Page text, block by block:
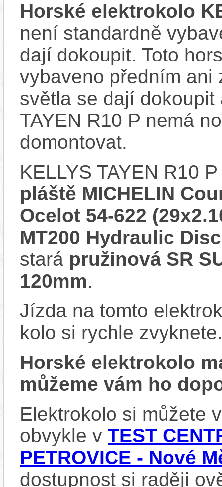
Horské elektrokolo
není standardně
dají dokoupit. Toto
vybaveno předním ani
světla se dají dokoupit
TAYEN R10 P nemá
domontovat.
KELLYS TAYEN R10
pláště MICHELIN
Ocelot 54-622
MT200 Hydraulic
stará pružinová SR
120mm.
Jízda na tomto
kolo si rychle zvyknete.
Horské elektrokolo
můžeme vám ho
Elektrokolo si můžete
obvykle v TEST
PETROVICE - Nové
dostupnost si raději